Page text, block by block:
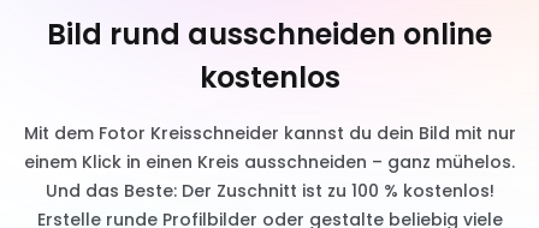
Bild rund ausschneiden online
kostenlos
Mit dem Fotor Kreisschneider kannst du dein Bild mit nur
einem Klick in einen Kreis ausschneiden – ganz mühelos.
Und das Beste: Der Zuschnitt ist zu 100 % kostenlos!
Erstelle runde Profilbilder oder gestalte beliebig viele